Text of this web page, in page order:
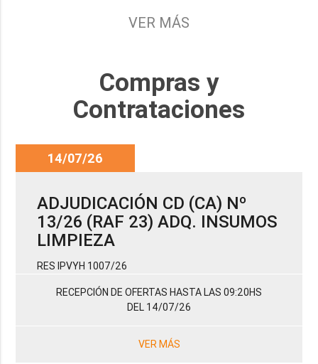
Provincia y del Servicio Penitenciario.
VER MÁS
Compras y
Contrataciones
14/07/26
ADJUDICACIÓN CD (CA) Nº
13/26 (RAF 23) ADQ. INSUMOS
LIMPIEZA
RES IPVYH 1007/26
RECEPCIÓN DE OFERTAS HASTA LAS 09:20HS
DEL 14/07/26
VER MÁS